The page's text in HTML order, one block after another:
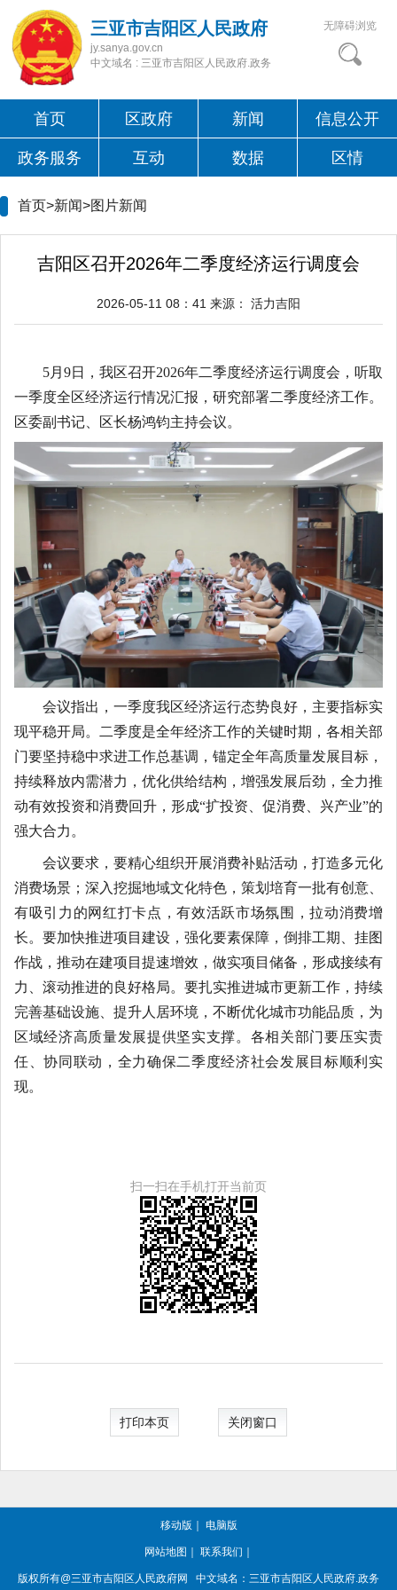
三亚市吉阳区人民政府
jy.sanya.gov.cn
中文域名 : 三亚市吉阳区人民政府.政务
无障碍浏览
首页 区政府 新闻 信息公开
政务服务 互动 数据 区情
首页>新闻>图片新闻
吉阳区召开2026年二季度经济运行调度会
2026-05-11 08：41 来源： 活力吉阳
5月9日，我区召开2026年二季度经济运行调度会，听取
一季度全区经济运行情况汇报，研究部署二季度经济工作。
区委副书记、区长杨鸿钧主持会议。
会议指出，一季度我区经济运行态势良好，主要指标实
现平稳开局。二季度是全年经济工作的关键时期，各相关部
门要坚持稳中求进工作总基调，锚定全年高质量发展目标，
持续释放内需潜力，优化供给结构，增强发展后劲，全力推
动有效投资和消费回升，形成“扩投资、促消费、兴产业”的
强大合力。
会议要求，要精心组织开展消费补贴活动，打造多元化
消费场景；深入挖掘地域文化特色，策划培育一批有创意、
有吸引力的网红打卡点，有效活跃市场氛围，拉动消费增
长。要加快推进项目建设，强化要素保障，倒排工期、挂图
作战，推动在建项目提速增效，做实项目储备，形成接续有
力、滚动推进的良好格局。要扎实推进城市更新工作，持续
完善基础设施、提升人居环境，不断优化城市功能品质，为
区域经济高质量发展提供坚实支撑。各相关部门要压实责
任、协同联动，全力确保二季度经济社会发展目标顺利实
现。
扫一扫在手机打开当前页
打印本页 关闭窗口
移动版 电脑版
网站地图 联系我们
版权所有@三亚市吉阳区人民政府网 中文域名： 三亚市吉阳区人民政府.政务